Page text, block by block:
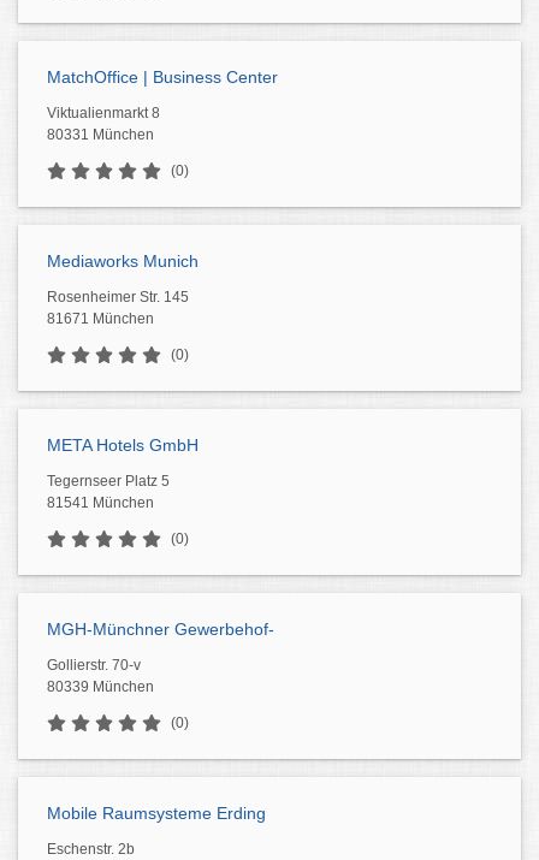
MatchOffice | Business Center
Viktualienmarkt 8
80331 München
(0)
Mediaworks Munich
Rosenheimer Str. 145
81671 München
(0)
META Hotels GmbH
Tegernseer Platz 5
81541 München
(0)
MGH-Münchner Gewerbehof-
Gollierstr. 70-v
80339 München
(0)
Mobile Raumsysteme Erding
Eschenstr. 2b